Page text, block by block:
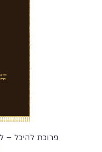
פרוכת להיכל –